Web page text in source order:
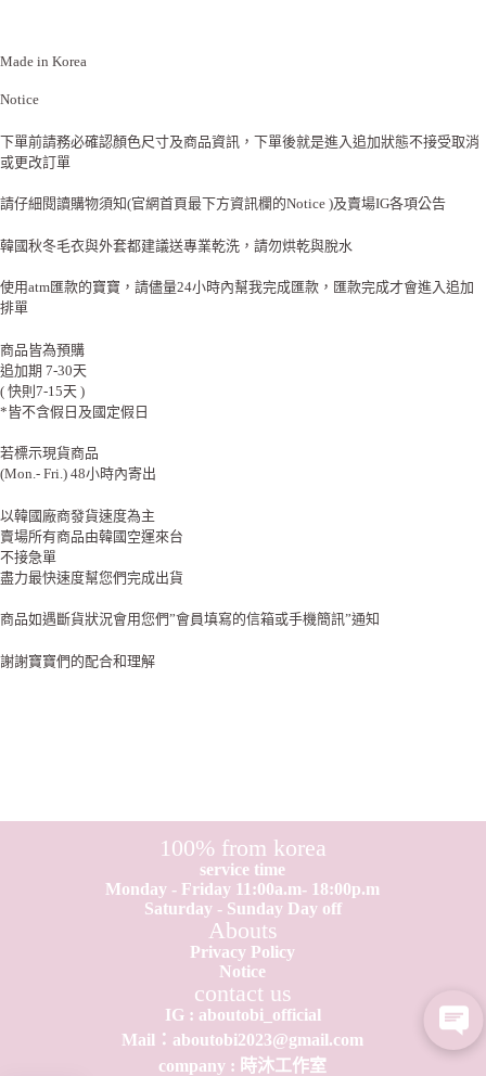
Made in Korea
Notice
下單前請務必確認顏色尺寸及商品資訊，下單後就是進入追加狀態不接受取消
或更改訂單
請仔細閱讀購物須知(官網首頁最下方資訊欄的Notice )及賣場IG各項公告
韓國秋冬毛衣與外套都建議送專業乾洗，請勿烘乾與脫水
使用atm匯款的寶寶，請儘量24小時內幫我完成匯款，匯款完成才會進入追加
排單
商品皆為預購
追加期 7-30天
( 快則7-15天 )
*皆不含假日及國定假日
若標示現貨商品
(Mon.- Fri.) 48小時內寄出
以韓國廠商發貨速度為主
賣場所有商品由韓國空運來台
不接急單
盡力最快速度幫您們完成出貨
商品如遇斷貨狀況會用您們”會員填寫的信箱或手機簡訊”通知
謝謝寶寶們的配合和理解
100% from korea
service time
Monday - Friday 11:00a.m- 18:00p.m
Saturday - Sunday Day off
Abouts
Privacy Policy
Notice
contact us
IG : aboutobi_official
Mail：aboutobi2023@gmail.com
company : 時沐工作室